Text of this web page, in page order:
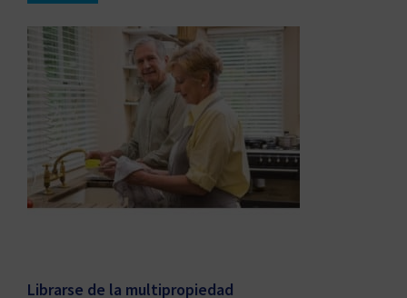
Librarse de la multipropiedad